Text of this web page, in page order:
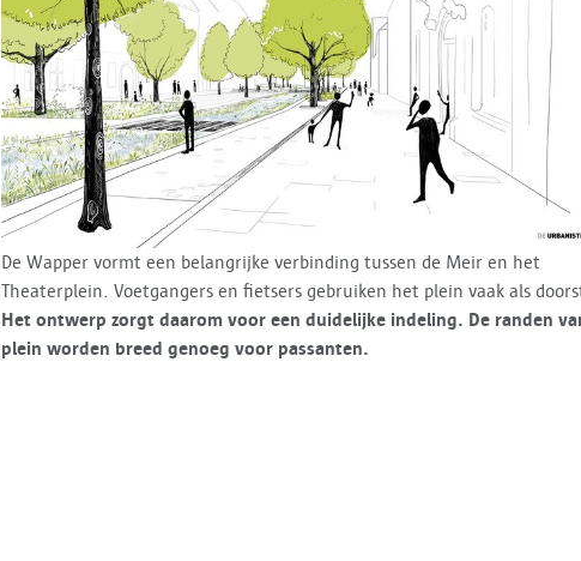
De Wapper vormt een belangrijke verbinding tussen de Meir en het
Theaterplein. Voetgangers en fietsers gebruiken het plein vaak als
Het ontwerp zorgt daarom voor een duidelijke indeling. De randen
plein worden breed genoeg voor passanten.